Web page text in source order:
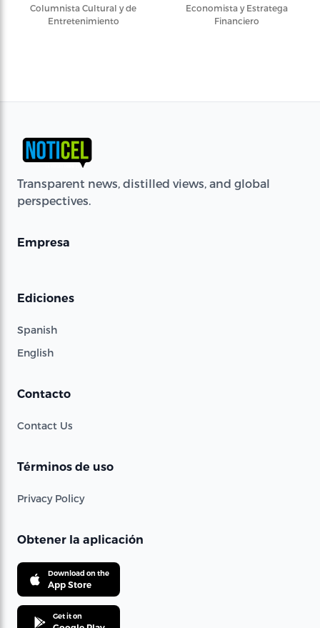
Columnista Cultural y de
Entretenimiento
Economista y Estratega
Financiero
Transparent news, distilled views, and global
perspectives.
Empresa
Ediciones
Spanish
English
Contacto
Contact Us
Términos de uso
Privacy Policy
Obtener la aplicación
Download on the
App Store
Get it on